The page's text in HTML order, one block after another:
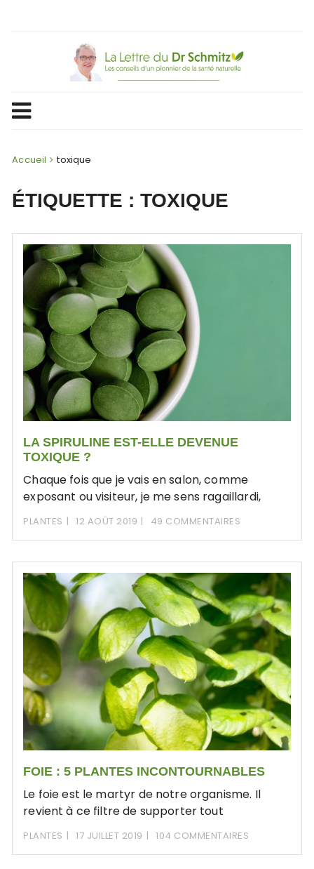
Accueil toxique
ÉTIQUETTE :TOXIQUE
LA SPIRULINE EST-ELLE DEVENUE
TOXIQUE ?
Chaque fois que je vais en salon, comme
exposant ou visiteur, je me sens ragaillardi,
PLANTES 12 AOÛT 2019 49 COMMENTAIRES
FOIE : 5 PLANTES INCONTOURNABLES
Le foie est le martyr de notre organisme. Il
revient à ce filtre de supporter tout
PLANTES 17 JUILLET 2019 104 COMMENTAIRES